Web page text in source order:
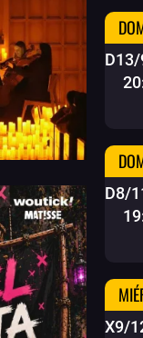
D8/
X9/